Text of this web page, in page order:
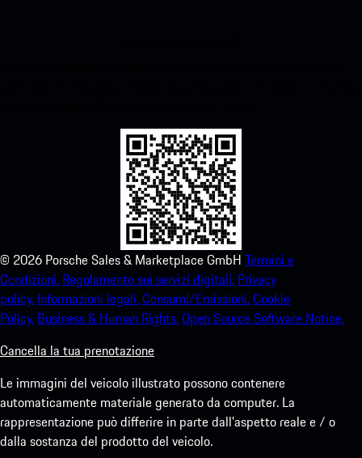
© 2026 Porsche Sales & Marketplace GmbH Termini e
Condizioni. Regolamento sui servizi digitali. Privacy
policy. Informazioni legali.Consumi/Emissioni.Cookie
Policy. Business & Human Rights.Open Source Software Notice.
Cancella la tua prenotazione
Le immagini del veicolo illustrato possono contenere
automaticamente materiale generato da computer. La
rappresentazione può differire in parte dall'aspetto reale e / o
dalla sostanza del prodotto del veicolo.